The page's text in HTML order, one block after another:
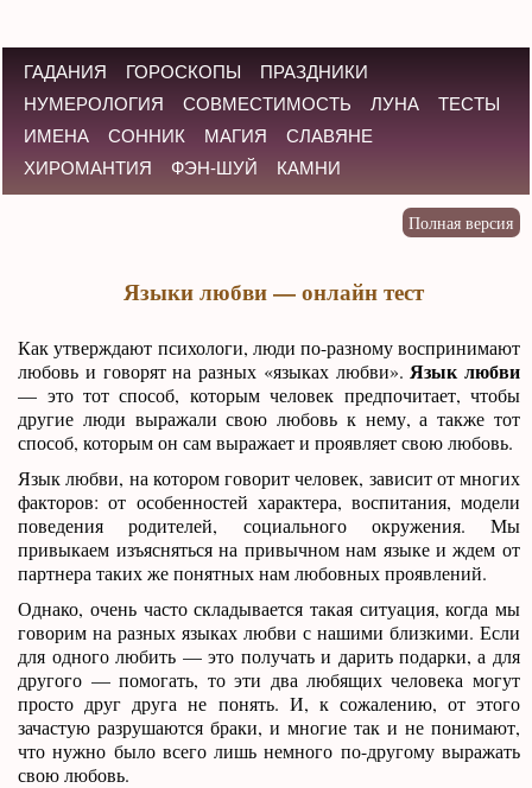
ГАДАНИЯ ГОРОСКОПЫ
ПРАЗДНИКИ
НУМЕРОЛОГИЯ
СОВМЕСТИМОСТЬ ЛУНА
ТЕСТЫ
ИМЕНА
СОННИК МАГИЯ
СЛАВЯНЕ
ХИРОМАНТИЯ
ФЭН-ШУЙ КАМНИ
Языки любви — онлайн тест
Как утверждают психологи, люди по-разному воспринимают
любовь и говорят на разных «языках любви». Язык любви
— это тот способ, которым человек предпочитает, чтобы
другие люди выражали свою любовь к нему, а также тот
способ, которым он сам выражает и проявляет свою любовь.
Язык любви, на котором говорит человек, зависит от многих
факторов: от особенностей характера, воспитания, модели
поведения родителей, социального окружения. Мы
привыкаем изъясняться на привычном нам языке и ждем от
партнера таких же понятных нам любовных проявлений.
Однако, очень часто складывается такая ситуация, когда мы
говорим на разных языках любви с нашими близкими. Если
для одного любить — это получать и дарить подарки, а для
другого — помогать, то эти два любящих человека могут
просто друг друга не понять. И, к сожалению, от этого
зачастую разрушаются браки, и многие так и не понимают,
что нужно было всего лишь немного по-другому выражать
свою любовь.